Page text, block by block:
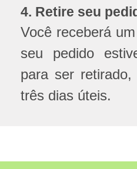
4. Retire seu
Você receberá
seu pedido
para ser
três dias úteis.